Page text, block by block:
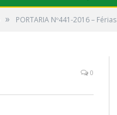
» PORTARIA Nº441-2016 – Férias
0